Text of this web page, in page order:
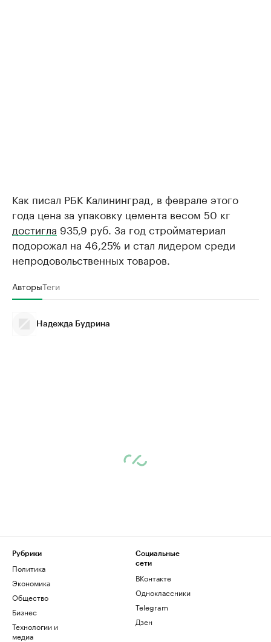
Как писал РБК Калининград, в феврале этого
года цена за упаковку цемента весом 50 кг
достигла 935,9 руб. За год стройматериал
подорожал на 46,25% и стал лидером среди
непродовольственных товаров.
АвторыТеги
Надежда Будрина
Рубрики
Политика
Экономика
Общество
Бизнес
Технологии и
медиа
Социальные
сети
ВКонтакте
Одноклассники
Telegram
Дзен